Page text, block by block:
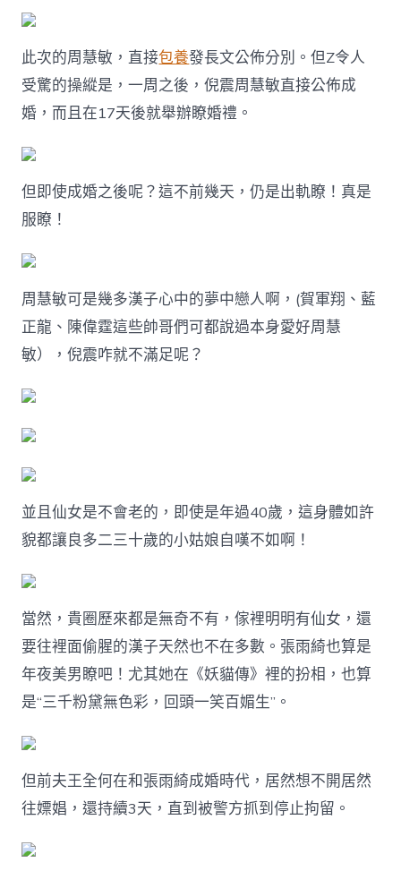
此次的周慧敏，直接包養發長文公佈分別。但Z令人
受驚的操縱是，一周之後，倪震周慧敏直接公佈成
婚，而且在17天後就舉辦瞭婚禮。
但即使成婚之後呢？這不前幾天，仍是出軌瞭！真是
服瞭！
周慧敏可是幾多漢子心中的夢中戀人啊，(賀軍翔、藍
正龍、陳偉霆這些帥哥們可都說過本身愛好周慧
敏），倪震咋就不滿足呢？
並且仙女是不會老的，即使是年過40歲，這身體如許
貌都讓良多二三十歲的小姑娘自嘆不如啊！
當然，貴圈歷來都是無奇不有，傢裡明明有仙女，還
要往裡面偷腥的漢子天然也不在多數。張雨綺也算是
年夜美男瞭吧！尤其她在《妖貓傳》裡的扮相，也算
是“三千粉黛無色彩，回頭一笑百媚生”。
但前夫王全何在和張雨綺成婚時代，居然想不開居然
往嫖娼，還持續3天，直到被警方抓到停止拘留。